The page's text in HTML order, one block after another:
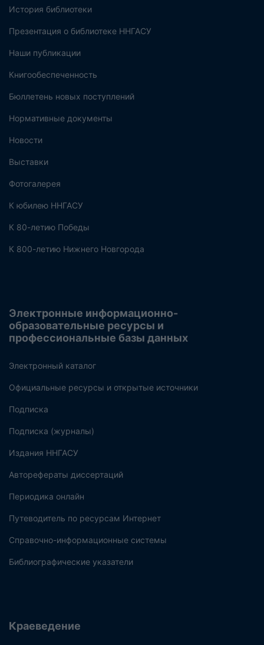
История библиотеки
Презентация о библиотеке ННГАСУ
Наши публикации
Книгообеспеченность
Бюллетень новых поступлений
Нормативные документы
Новости
Выставки
Фотогалерея
К юбилею ННГАСУ
К 80-летию Победы
К 800-летию Нижнего Новгорода
Электронные информационно-
образовательные ресурсы и
профессиональные базы данных
Электронный каталог
Официальные ресурсы и открытые источники
Подписка
Подписка (журналы)
Издания ННГАСУ
Авторефераты диссертаций
Периодика онлайн
Путеводитель по ресурсам Интернет
Справочно-информационные системы
Библиографические указатели
Краеведение